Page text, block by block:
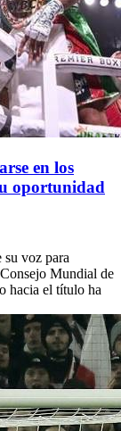
en los
oportunidad
su voz para
Mundial de
hacia el título ha